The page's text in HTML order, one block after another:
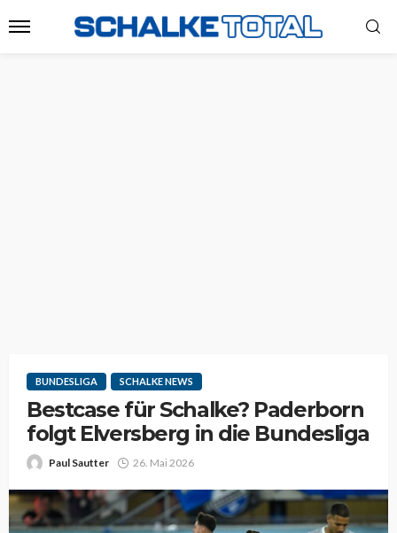
BUNDESLIGA SCHALKE NEWS
Bestcase für Schalke? Paderborn
folgt Elversberg in die Bundesliga
Paul Sautter 26. Mai 2026